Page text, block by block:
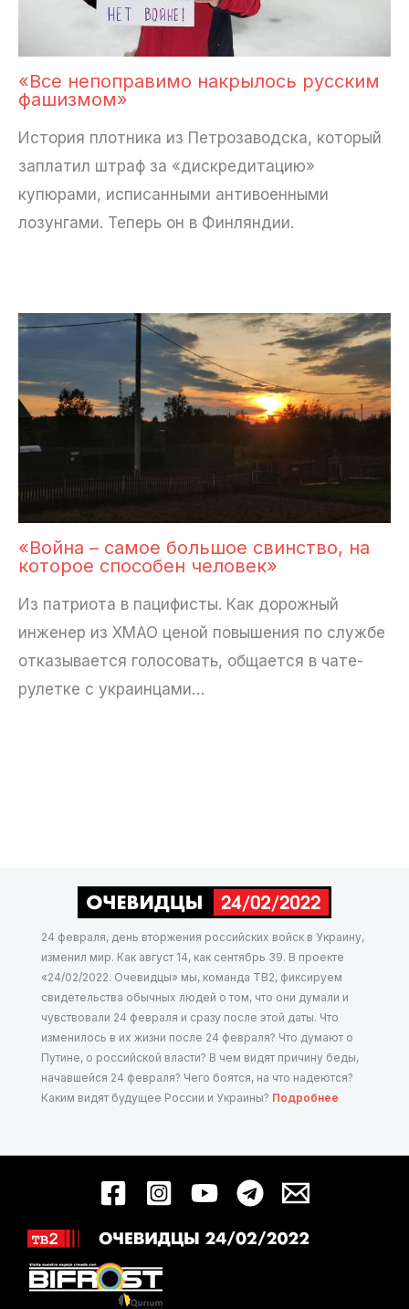
«Все непоправимо накрылось русским
фашизмом»
История плотника из Петрозаводска, который
заплатил штраф за «дискредитацию»
купюрами, исписанными антивоенными
лозунгами. Теперь он в Финляндии.
«Война – самое большое свинство, на
которое способен человек»
Из патриота в пацифисты. Как дорожный
инженер из ХМАО ценой повышения по службе
отказывается голосовать, общается в чате-
рулетке с украинцами…
24 февраля, день вторжения российских войск в Украину,
изменил мир. Как август 14, как сентябрь 39. В проекте
«24/02/2022. Очевидцы» мы, команда ТВ2, фиксируем
свидетельства обычных людей о том, что они думали и
чувствовали 24 февраля и сразу после этой даты. Что
изменилось в их жизни после 24 февраля? Что думают о
Путине, о российской власти? В чем видят причину беды,
начавшейся 24 февраля? Чего боятся, на что надеются?
Каким видят будущее России и Украины? Подробнее